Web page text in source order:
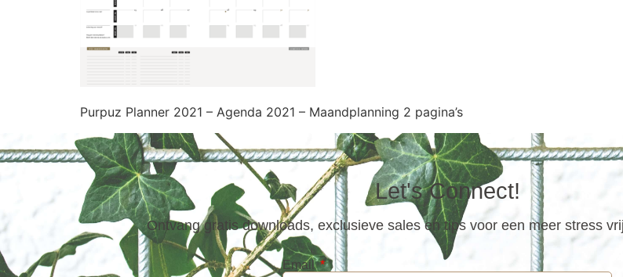
Purpuz Planner 2021 – Agenda 2021 – Maandplanning 2 pagina’s
Let's Connect!
Ontvang gratis downloads, exclusieve sales en tips voor een meer stress
Email